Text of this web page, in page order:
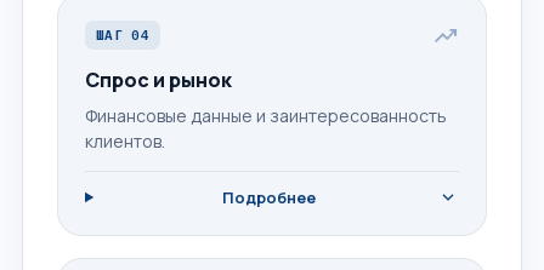
ШАГ 04 trending_up
Спрос и рынок
Финансовые данные и заинтересованность
клиентов.
Подробнее expand_more